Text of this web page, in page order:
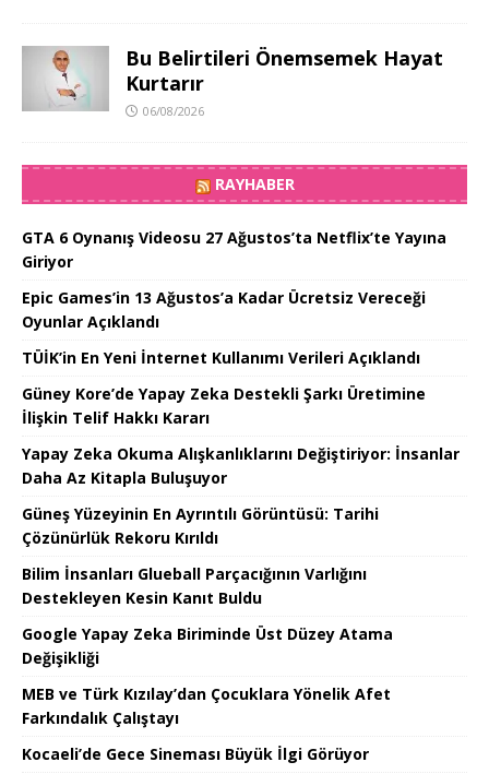
Bu Belirtileri Önemsemek Hayat
Kurtarır
06/08/2026
RAYHABER
GTA 6 Oynanış Videosu 27 Ağustos’ta Netflix’te Yayına
Giriyor
Epic Games’in 13 Ağustos’a Kadar Ücretsiz Vereceği
Oyunlar Açıklandı
TÜİK’in En Yeni İnternet Kullanımı Verileri Açıklandı
Güney Kore’de Yapay Zeka Destekli Şarkı Üretimine
İlişkin Telif Hakkı Kararı
Yapay Zeka Okuma Alışkanlıklarını Değiştiriyor: İnsanlar
Daha Az Kitapla Buluşuyor
Güneş Yüzeyinin En Ayrıntılı Görüntüsü: Tarihi
Çözünürlük Rekoru Kırıldı
Bilim İnsanları Glueball Parçacığının Varlığını
Destekleyen Kesin Kanıt Buldu
Google Yapay Zeka Biriminde Üst Düzey Atama
Değişikliği
MEB ve Türk Kızılay’dan Çocuklara Yönelik Afet
Farkındalık Çalıştayı
Kocaeli’de Gece Sineması Büyük İlgi Görüyor